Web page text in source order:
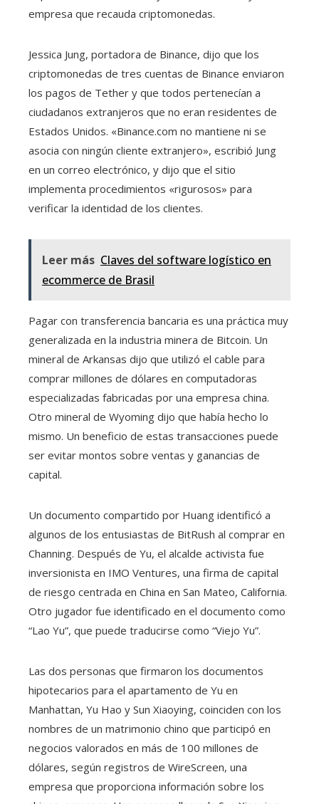
empresa que recauda criptomonedas.
Jessica Jung, portadora de Binance, dijo que los
criptomonedas de tres cuentas de Binance enviaron
los pagos de Tether y que todos pertenecían a
ciudadanos extranjeros que no eran residentes de
Estados Unidos. «Binance.com no mantiene ni se
asocia con ningún cliente extranjero», escribió Jung
en un correo electrónico, y dijo que el sitio
implementa procedimientos «rigurosos» para
verificar la identidad de los clientes.
Leer más Claves del software logístico en
ecommerce de Brasil
Pagar con transferencia bancaria es una práctica muy
generalizada en la industria minera de Bitcoin. Un
mineral de Arkansas dijo que utilizó el cable para
comprar millones de dólares en computadoras
especializadas fabricadas por una empresa china.
Otro mineral de Wyoming dijo que había hecho lo
mismo. Un beneficio de estas transacciones puede
ser evitar montos sobre ventas y ganancias de
capital.
Un documento compartido por Huang identificó a
algunos de los entusiastas de BitRush al comprar en
Channing. Después de Yu, el alcalde activista fue
inversionista en IMO Ventures, una firma de capital
de riesgo centrada en China en San Mateo, California.
Otro jugador fue identificado en el documento como
“Lao Yu”, que puede traducirse como “Viejo Yu”.
Las dos personas que firmaron los documentos
hipotecarios para el apartamento de Yu en
Manhattan, Yu Hao y Sun Xiaoying, coinciden con los
nombres de un matrimonio chino que participó en
negocios valorados en más de 100 millones de
dólares, según registros de WireScreen, una
empresa que proporciona información sobre los